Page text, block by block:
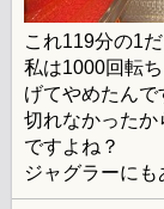
これ119分の1
私は1000回転
げてやめたん
切れなかったか
ですよね？
ジャグラーに